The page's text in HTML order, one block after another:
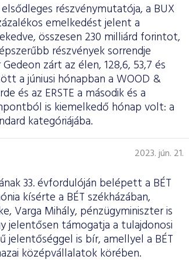
részvénymutatója, a BUX
emelkedést jelent a
összesen 230 milliárd forintot,
részvények sorrendje
zárt az élen, 128,6, 53,7 és
a júniusi hónapban a WOOD &
és az ERSTE a második és a
is kiemelkedő hónap volt: a
kategóriájába.
2023. jún. 21.
33. évfordulóján belépett a BÉT
kísérte a BÉT székházában,
Varga Mihály, pénzügyminiszter is
jelentősen támogatja a tulajdonosi
is bír, amellyel a BÉT
középvállalatok körében.